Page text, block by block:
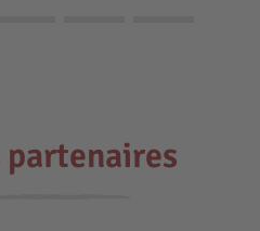
partenaires